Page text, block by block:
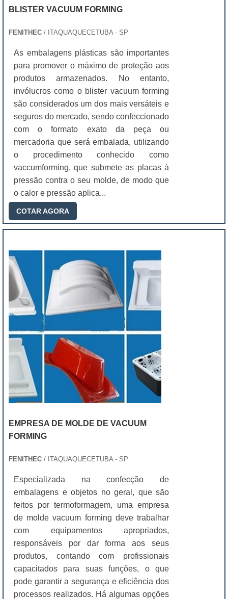
BLISTER VACUUM FORMING
FENITHEC / ITAQUAQUECETUBA - SP
As embalagens plásticas são importantes
para promover o máximo de proteção aos
produtos armazenados. No entanto,
invólucros como o blister vacuum forming
são considerados um dos mais versáteis e
seguros do mercado, sendo confeccionado
com o formato exato da peça ou
mercadoria que será embalada, utilizando
o procedimento conhecido como
vaccumforming, que submete as placas à
pressão contra o seu molde, de modo que
o calor e pressão aplica...
COTAR AGORA
EMPRESA DE MOLDE DE VACUUM
FORMING
FENITHEC / ITAQUAQUECETUBA - SP
Especializada na confecção de
embalagens e objetos no geral, que são
feitos por termoformagem, uma empresa
de molde vacuum forming deve trabalhar
com equipamentos apropriados,
responsáveis por dar forma aos seus
produtos, contando com profissionais
capacitados para suas funções, o que
pode garantir a segurança e eficiência dos
processos realizados. Há algumas opções